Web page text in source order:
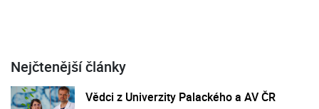
Nejčtenější články
Vědci z Univerzity Palackého a AV ČR